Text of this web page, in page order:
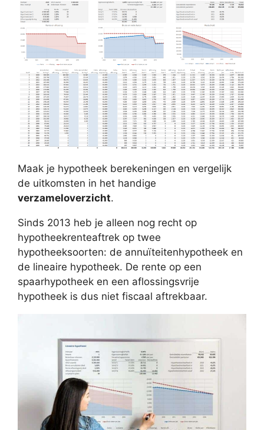
Maak je hypotheek berekeningen en vergelijk
de uitkomsten in het handige
verzameloverzicht.
Sinds 2013 heb je alleen nog recht op
hypotheekrenteaftrek op twee
hypotheeksoorten: de annuïteitenhypotheek en
de lineaire hypotheek. De rente op een
spaarhypotheek en een aflossingsvrije
hypotheek is dus niet fiscaal aftrekbaar.